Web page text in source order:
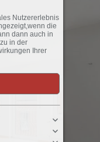
Nutzererlebnis
die
dann auch in
in der
Ihrer